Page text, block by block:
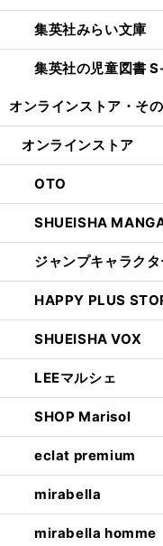
集英社みらい文庫
集英社の児童図書
オンラインストア・ そ
オンラインストア
OTO
SHUEISHA
ジャンプキャラク
HAPPY PLUS
SHUEISHA VOX
LEEマルシェ
SHOP Marisol
eclat premium
mirabella
mirabella homme